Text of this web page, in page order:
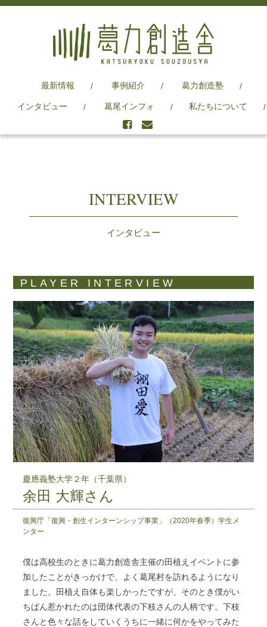
最新情報 事例紹介 葛力創造塾
インタビュー 葛尾インフォ 私たちについて
INTERVIEW
インタビュー
PLAYER INTERVIEW
慶應義塾大学２年（千葉県）
余田 大輝さん
復興庁「復興・創生インターンシップ事業」（2020年春季）学生メ
ンター
僕は高校生のときに葛力創造舎主催の田植えイベントに参
加したことがきっかけで、よく葛尾村を訪れるようになり
ました。田植え自体も楽しかったですが、そのとき僕がい
ちばん惹かれたのは団体代表の下枝さんの人柄です。下枝
さんと色々な話をしていくうちに一緒に何かをやってみた